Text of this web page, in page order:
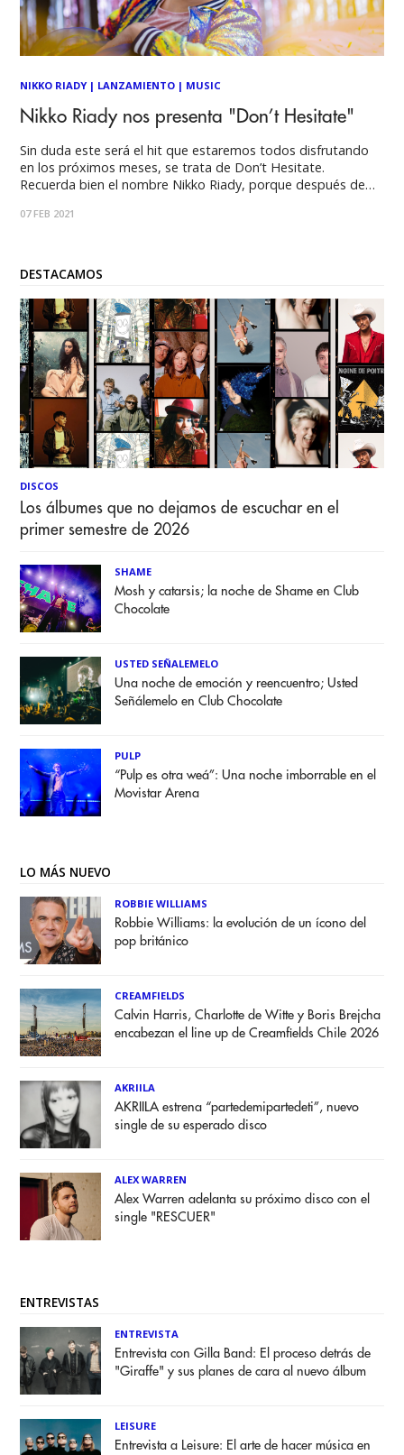
NIKKO RIADY| LANZAMIENTO | MUSIC
Nikko Riady nos presenta "Don’t Hesitate"
Sin duda este será el hit que estaremos todos disfrutando
en los próximos meses, se trata de Don’t Hesitate.
Recuerda bien el nombre Nikko Riady, porque después de
claro que suena a ganador ese texto, pero es un
07 FEB 2021
DESTACAMOS
DISCOS
Los álbumes que no dejamos de escuchar en el
primer semestre de 2026
SHAME
Mosh y catarsis; la noche de Shame en Club
Chocolate
USTED SEÑALEMELO
Una noche de emoción y reencuentro; Usted
Señálemelo en Club Chocolate
PULP
“Pulp es otra weá”: Una noche imborrable en el
Movistar Arena
LO MÁS NUEVO
ROBBIE WILLIAMS
Robbie Williams: la evolución de un ícono del
pop británico
CREAMFIELDS
Calvin Harris, Charlotte de Witte y Boris Brejcha
encabezan el line up de Creamfields Chile 2026
AKRIILA
AKRIILA estrena “partedemipartedeti”, nuevo
single de su esperado disco
ALEX WARREN
Alex Warren adelanta su próximo disco con el
single "RESCUER"
ENTREVISTAS
ENTREVISTA
Entrevista con Gilla Band: El proceso detrás de
"Giraffe" y sus planes de cara al nuevo álbum
LEISURE
Entrevista a Leisure: El arte de hacer música en